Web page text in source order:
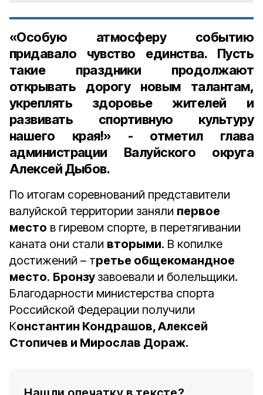
«Особую атмосферу событию
придавало чувство единства. Пусть
такие праздники продолжают
открывать дорогу новым талантам,
укреплять здоровье жителей и
развивать спортивную культуру
нашего края!» - отметил глава
администрации Валуйского округа
Алексей Дыбов.
По итогам соревнований представители
валуйской территории заняли первое
место в гиревом спорте, в перетягивании
каната они стали вторыми. В копилке
достижений – третье общекомандное
место. Бронзу завоевали и болельщики.
Благодарности министерства спорта
Российской Федерации получили
Константин Кондрашов, Алексей
Стопичев и Мирослав Дораж.